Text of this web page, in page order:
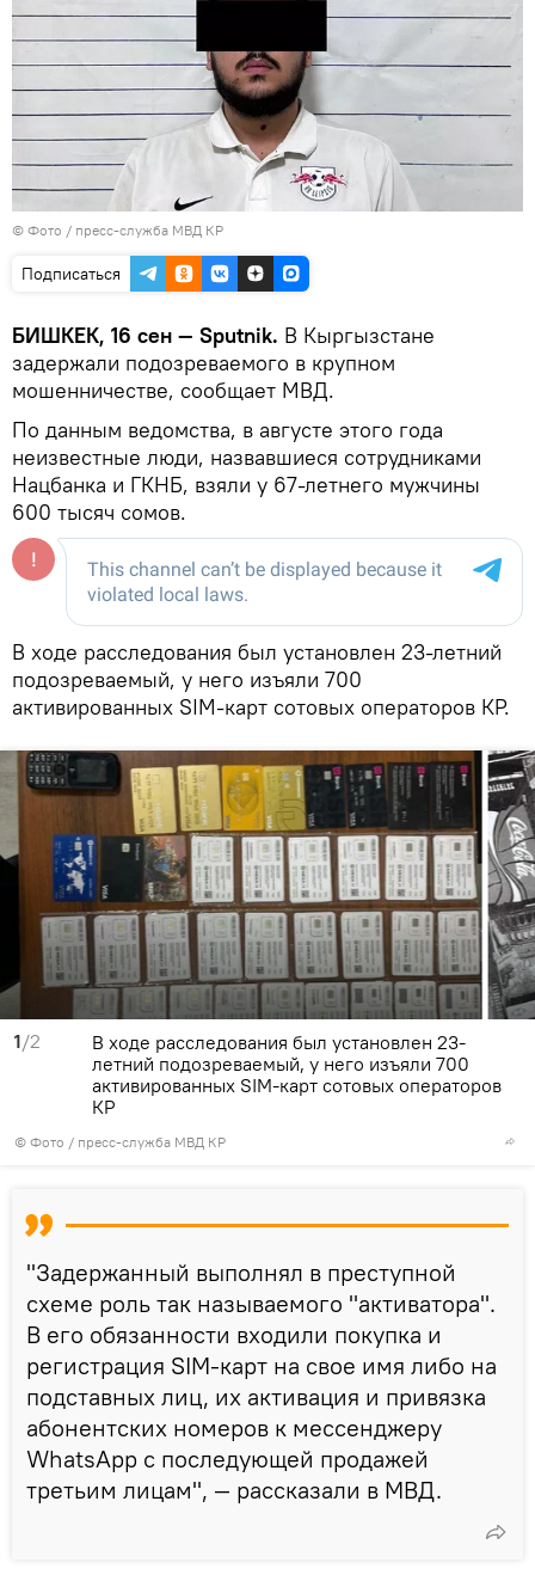
© Фото / пресс-служба МВД КР
Подписаться
БИШКЕК, 16 сен — Sputnik. В Кыргызстане
задержали подозреваемого в крупном
мошенничестве, сообщает МВД.
По данным ведомства, в августе этого года
неизвестные люди, назвавшиеся сотрудниками
Нацбанка и ГКНБ, взяли у 67-летнего мужчины
600 тысяч сомов.
В ходе расследования был установлен 23-летний
подозреваемый, у него изъяли 700
активированных SIM-карт сотовых операторов КР.
1/2
© Фото / пресс-служба МВД КР
В ходе расследования был установлен 23-
летний подозреваемый, у него изъяли 700
активированных SIM-карт сотовых операторов
КР
"Задержанный выполнял в преступной
схеме роль так называемого "активатора".
В его обязанности входили покупка и
регистрация SIM-карт на свое имя либо на
подставных лиц, их активация и привязка
абонентских номеров к мессенджеру
WhatsApp с последующей продажей
третьим лицам", — рассказали в МВД.